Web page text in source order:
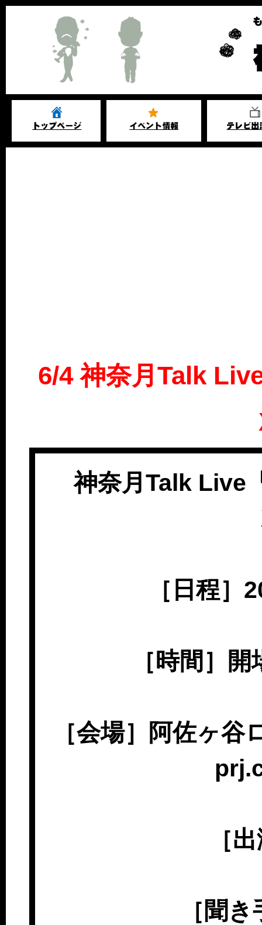
6/4 神奈月Talk
神奈月Talk Live
［日程］
［時間］
［会場］阿佐ヶ
［
［聞